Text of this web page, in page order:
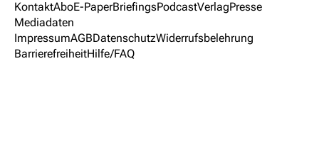
KontaktAboE-PaperBriefingsPodcastVerlagPresse
Mediadaten
ImpressumAGBDatenschutzWiderrufsbelehrung
BarrierefreiheitHilfe/FAQ